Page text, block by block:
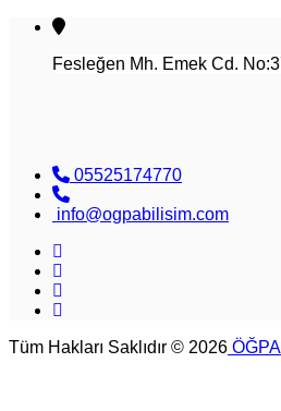
Fesleğen Mh. Emek Cd.
05525174770
info@ogpabilisim.com
Tüm Hakları Saklıdır © 2026